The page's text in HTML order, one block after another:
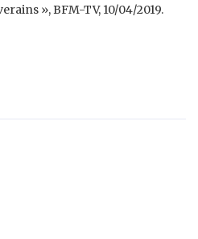
», BFM-TV, 10/04/2019.